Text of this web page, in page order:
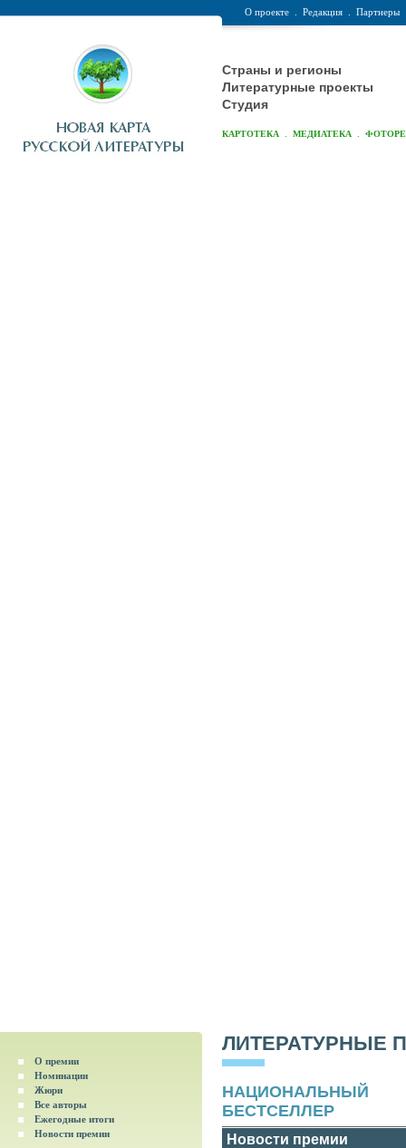
О проекте Редакция Партнеры
Страны и регионы
Литературные проекты
Студия
КАРТОТЕКА МЕДИАТЕКА
О премии
Номинации
Жюри
Все авторы
Ежегодные итоги
Новости премии
ЛИТЕРАТУРНЫЕ
НАЦИОНАЛЬНЫЙ
БЕСТСЕЛЛЕР
Новости премии